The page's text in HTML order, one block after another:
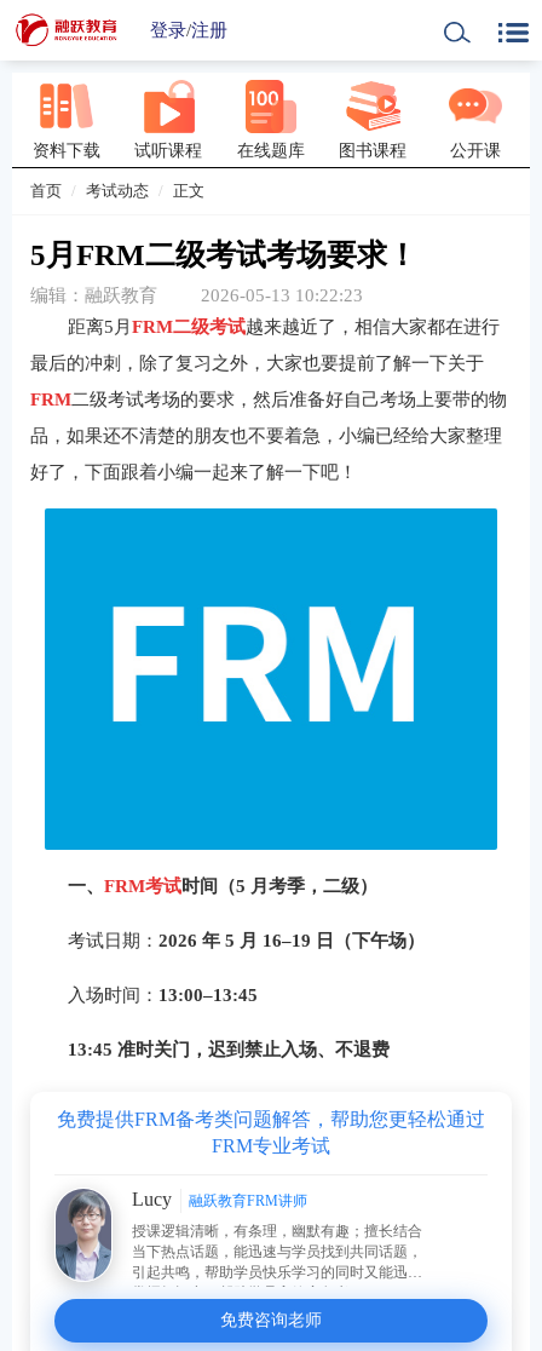
登录/注册
资料下载 试听课程 在线题库 图书课程 公开课
首页 考试动态 正文
5月FRM二级考试考场要求！
编辑：融跃教育
2026-05-13 10:22:23
距离5月FRM二级考试越来越近了，相信大家都在进行
最后的冲刺，除了复习之外，大家也要提前了解一下关于
FRM二级考试考场的要求，然后准备好自己考场上要带的物
品，如果还不清楚的朋友也不要着急，小编已经给大家整理
好了，下面跟着小编一起来了解一下吧！
一、 FRM考试时间（5 月考季，二级）
考试日期： 2026 年 5 月 16–19 日（下午场）
入场时间： 13:00–13:45
13:45 准时关门，迟到禁止入场、不退费
免费提供FRM备考类问题解答，帮助您更轻松通过
FRM专业考试
Lucy
融跃教育FRM讲师
授课逻辑清晰，有条理，幽默有趣；擅长结合
当下热点话题，能迅速与学员找到共同话题，
引起共鸣，帮助学员快乐学习的同时又能迅速
免费咨询老师